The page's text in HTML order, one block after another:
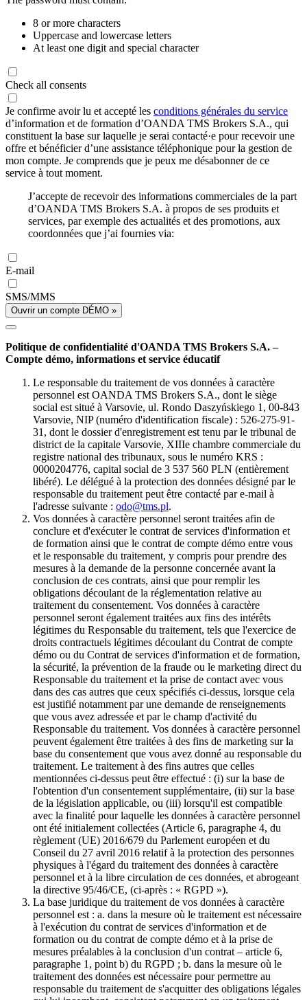
8 or more characters
Uppercase and lowercase letters
At least one digit and special character
Check all consents
Je confirme avoir lu et accepté les conditions générales du service
d’information et de formation d’OANDA TMS Brokers S.A., qui
constituent la base sur laquelle je serai contacté·e pour recevoir une
offre et bénéficier d’une assistance téléphonique pour la gestion de
mon compte. Je comprends que je peux me désabonner de ce
service à tout moment.
J’accepte de recevoir des informations commerciales de la part
d’OANDA TMS Brokers S.A. à propos de ses produits et
services, par exemple des actualités et des promotions, aux
coordonnées que j’ai fournies via:
E-mail
SMS/MMS
Ouvrir un compte DÉMO »
Politique de confidentialité d'OANDA TMS Brokers S.A. –
Compte démo, informations et service éducatif
Le responsable du traitement de vos données à caractère
personnel est OANDA TMS Brokers S.A., dont le siège
social est situé à Varsovie, ul. Rondo Daszyńskiego 1, 00-843
Varsovie, NIP (numéro d'identification fiscale) : 526-275-91-
31, dont le dossier d'enregistrement est tenu par le tribunal de
district de la capitale Varsovie, XIIIe chambre commerciale du
registre national des tribunaux, sous le numéro KRS :
0000204776, capital social de 3 537 560 PLN (entièrement
libéré). Le délégué à la protection des données désigné par le
responsable du traitement peut être contacté par e-mail à
l'adresse suivante : odo@tms.pl.
Vos données à caractère personnel seront traitées afin de
conclure et d'exécuter le contrat de services d'information et
de formation ainsi que le contrat de compte démo entre vous
et le responsable du traitement, y compris pour prendre des
mesures à la demande de la personne concernée avant la
conclusion de ces contrats, ainsi que pour remplir les
obligations découlant de la réglementation relative au
traitement du consentement. Vos données à caractère
personnel seront également traitées aux fins des intérêts
légitimes du Responsable du traitement, tels que l'exercice de
droits contractuels légitimes découlant du Contrat de compte
démo ou du Contrat de services d'information et de formation,
la sécurité, la prévention de la fraude ou le marketing direct du
Responsable du traitement et la prise de contact avec vous
dans des cas autres que ceux spécifiés ci-dessus, lorsque cela
est justifié notamment par une demande de renseignements
que vous avez adressée et par le champ d'activité du
Responsable du traitement. Vos données à caractère personnel
peuvent également être traitées à des fins de marketing sur la
base du consentement que vous avez donné au responsable du
traitement. Le traitement à des fins autres que celles
mentionnées ci-dessus peut être effectué : (i) sur la base de
l'obtention d'un consentement supplémentaire, (ii) sur la base
de la législation applicable, ou (iii) lorsqu'il est compatible
avec la finalité pour laquelle les données à caractère personnel
ont été initialement collectées (Article 6, paragraphe 4, du
règlement (UE) 2016/679 du Parlement européen et du
Conseil du 27 avril 2016 relatif à la protection des personnes
physiques à l'égard du traitement des données à caractère
personnel et à la libre circulation de ces données, et abrogeant
la directive 95/46/CE, (ci-après : « RGPD »).
La base juridique du traitement de vos données à caractère
personnel est : a. dans la mesure où le traitement est nécessaire
à l'exécution du contrat de services d'information et de
formation ou du contrat de compte démo et à la prise de
mesures préalables à la conclusion d'un contrat – article 6,
paragraphe 1, point b) du RGPD ; b. dans la mesure où le
traitement des données est nécessaire pour permettre au
responsable du traitement de s'acquitter des obligations légales